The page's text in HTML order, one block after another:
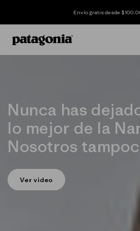
Envío gratis desde
Nunca has
lo mejor de la
Nosotros
Ver video